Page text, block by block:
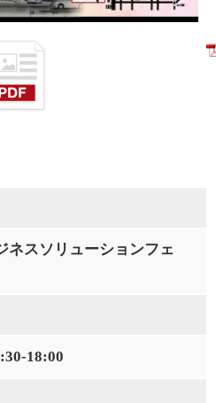
ネスソリューションフェ
18:00